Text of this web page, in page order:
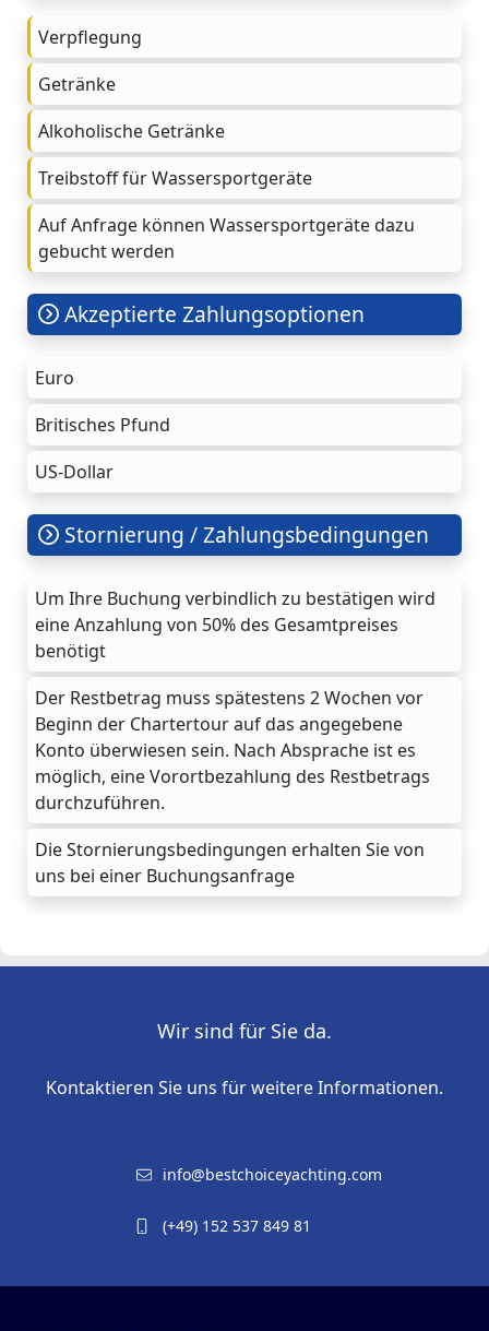
Verpflegung
Getränke
Alkoholische Getränke
Treibstoff für Wassersportgeräte
Auf Anfrage können Wassersportgeräte dazu
gebucht werden
Akzeptierte Zahlungsoptionen
Euro
Britisches Pfund
US-Dollar
Stornierung / Zahlungsbedingungen
Um Ihre Buchung verbindlich zu bestätigen wird
eine Anzahlung von 50% des Gesamtpreises
benötigt
Der Restbetrag muss spätestens 2 Wochen vor
Beginn der Chartertour auf das angegebene
Konto überwiesen sein. Nach Absprache ist es
möglich, eine Vorortbezahlung des Restbetrags
durchzuführen.
Die Stornierungsbedingungen erhalten Sie von
uns bei einer Buchungsanfrage
Wir sind für Sie da.
Kontaktieren Sie uns für weitere Informationen.
info@bestchoiceyachting.com
(+49) 152 537 849 81